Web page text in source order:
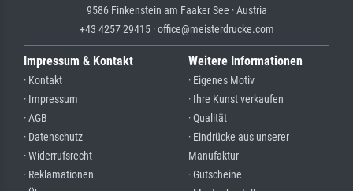
9586 Finkenstein am Faaker See · Austria
+43 4257 29415 · office@meisterdrucke.com
Impressum & Kontakt
· Kontakt
· Impressum
· AGB
· Datenschutz
· Widerrufsrecht
· Reklamationen
Weitere Informationen
· Eigenes Motiv
· Ihre Kunst verkaufen
· Qualität
· Eindrücke aus unserer
Manufaktur
· Gutscheine